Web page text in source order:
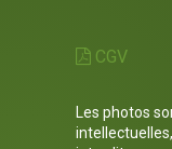
CGV
Les photos